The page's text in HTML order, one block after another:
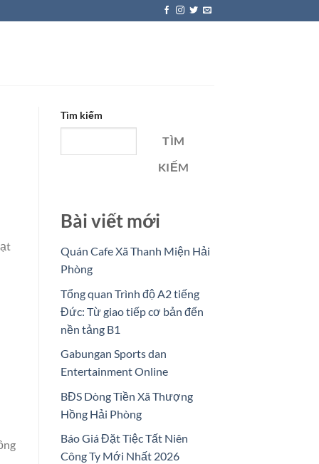
Tìm kiếm
TÌM
KIẾM
Bài viết mới
Quán Cafe Xã Thanh Miện Hải
Phòng
Tổng quan Trình độ A2 tiếng
Đức: Từ giao tiếp cơ bản đến
nền tảng B1
Gabungan Sports dan
Entertainment Online
BĐS Dòng Tiền Xã Thượng
Hồng Hải Phòng
Báo Giá Đặt Tiệc Tất Niên
Công Ty Mới Nhất 2026